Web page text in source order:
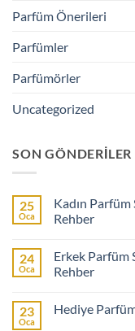
Parfüm Önerileri
Parfümler
Parfümörler
Uncategorized
SON GÖNDERILER
25
Oca
Kadın Parfüm
Rehber
Kadın
Parfüm
Seçimi
2026
24
Oca
Erkek Parfüm
Rehber
Erkek
23
Oca
Hediye